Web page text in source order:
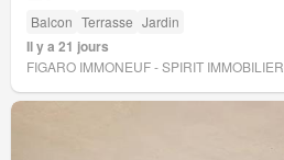
Balcon Terrasse Jardin
Il y a 21 jours
FIGARO IMMONEUF - SPIRIT IMMOBILIER